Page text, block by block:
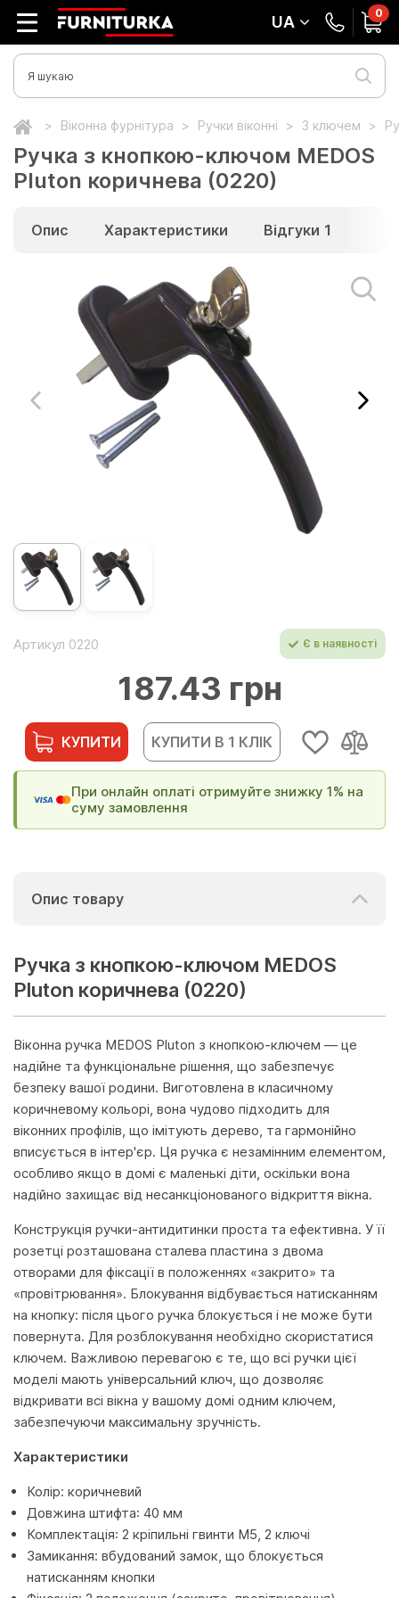
UA 0
Віконна фурнітура Ручки віконні З ключем
Ручка з кнопкою-ключом MEDOS
Pluton коричнева (0220)
Опис Характеристики Відгуки 1
Артикул 0220 Є в наявності
187.43 грн
КУПИТИ КУПИТИ В 1 КЛІК
При онлайн оплаті отримуйте знижку 1% на
суму замовлення
Опис товару
Ручка з кнопкою-ключом MEDOS
Pluton коричнева (0220)
Віконна ручка MEDOS Pluton з кнопкою-ключем — це
надійне та функціональне рішення, що забезпечує
безпеку вашої родини. Виготовлена в класичному
коричневому кольорі, вона чудово підходить для
віконних профілів, що імітують дерево, та гармонійно
вписується в інтер'єр. Ця ручка є незамінним елементом,
особливо якщо в домі є маленькі діти, оскільки вона
надійно захищає від несанкціонованого відкриття вікна.
Конструкція ручки-антидитинки проста та ефективна. У її
розетці розташована сталева пластина з двома
отворами для фіксації в положеннях «закрито» та
«провітрювання». Блокування відбувається натисканням
на кнопку: після цього ручка блокується і не може бути
повернута. Для розблокування необхідно скористатися
ключем. Важливою перевагою є те, що всі ручки цієї
моделі мають універсальний ключ, що дозволяє
відкривати всі вікна у вашому домі одним ключем,
забезпечуючи максимальну зручність.
Характеристики
Колір: коричневий
Довжина штифта: 40 мм
Комплектація: 2 кріпильні гвинти М5, 2 ключі
Замикання: вбудований замок, що блокується
натисканням кнопки